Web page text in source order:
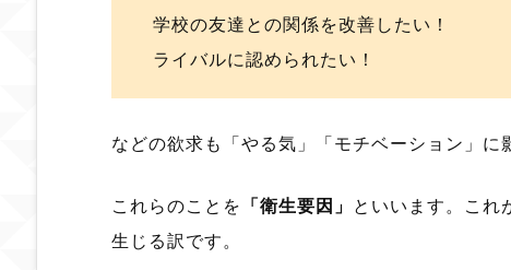
学校の友達との関係を改善したい！
ライバルに認められたい！
などの欲求も「やる気」「モチベーション」に
これらのことを 「衛生要因」 といいます。これ
生じる訳です。